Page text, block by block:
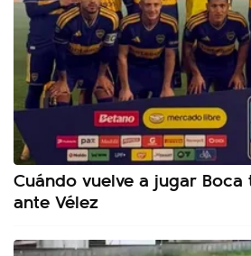
Cuándo vuelve a jugar
ante Vélez